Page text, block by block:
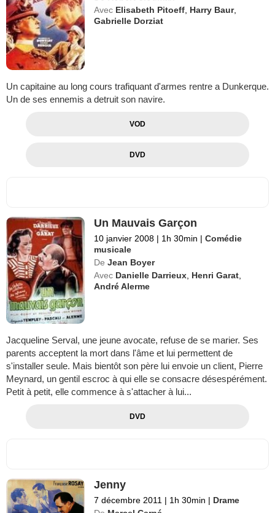
Avec Elisabeth Pitoeff, Harry Baur,
Gabrielle Dorziat
Un capitaine au long cours trafiquant d'armes rentre a Dunkerque.
Un de ses ennemis a detruit son navire.
VOD
DVD
Un Mauvais Garçon
10 janvier 2008 | 1h 30min | Comédie
musicale
De Jean Boyer
Avec Danielle Darrieux Henri Garat
André Alerme
Jacqueline Serval, une jeune avocate, refuse de se marier. Ses
parents acceptent la mort dans l'âme et lui permettent de
s'installer seule. Mais bientôt son père lui envoie un client, Pierre
Meynard, un gentil escroc à qui elle se consacre désespérément.
Petit à petit, elle commence à s'attacher à lui...
DVD
Jenny
7 décembre 2011 | 1h 30min | Drame